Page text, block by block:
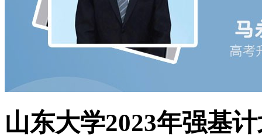
山东大学2023年强基